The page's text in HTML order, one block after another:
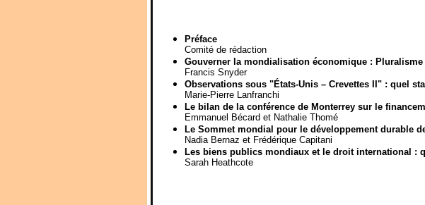
Préface
Comité de rédaction
Gouverner la mondialisation économique :
Francis Snyder
Observations sous "États-Unis – Crevettes II" : quel
Marie-Pierre Lanfranchi
Le bilan de la conférence de Monterrey sur le
Emmanuel Bécard et Nathalie Thomé
Le Sommet mondial pour le développement durable
Nadia Bernaz et Frédérique Capitani
Les biens publics mondiaux et le droit international :
Sarah Heathcote